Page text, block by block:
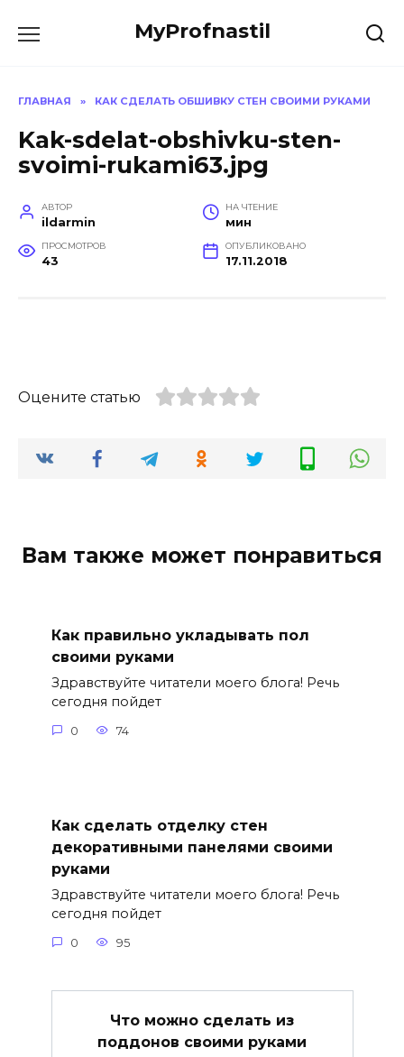
MyProfnastil
ГЛАВНАЯ » КАК СДЕЛАТЬ ОБШИВКУ СТЕН СВОИМИ РУКАМИ
Kak-sdelat-obshivku-sten-
svoimi-rukami63.jpg
АВТОР
ildarmin
НА ЧТЕНИЕ
мин
ПРОСМОТРОВ
43
ОПУБЛИКОВАНО
17.11.2018
Оцените статью
Вам также может понравиться
Как правильно укладывать пол
своими руками
Здравствуйте читатели моего блога! Речь
сегодня пойдет
0 74
Как сделать отделку стен
декоративными панелями своими
руками
Здравствуйте читатели моего блога! Речь
сегодня пойдет
0 95
Что можно сделать из
поддонов своими руками